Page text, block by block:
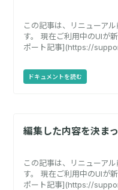
この記事は、リニューア
す。 現在ご利用中のUIが
ポート記事](https://
ドキュメントを読む
編集した内容を決ま
この記事は、リニューア
す。 現在ご利用中のUIが
ポート記事](https://